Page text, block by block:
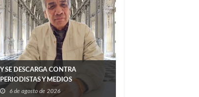
Y SE DESCARGA CONTRA
PERIODISTAS Y MEDIOS
6 de agosto de 2026